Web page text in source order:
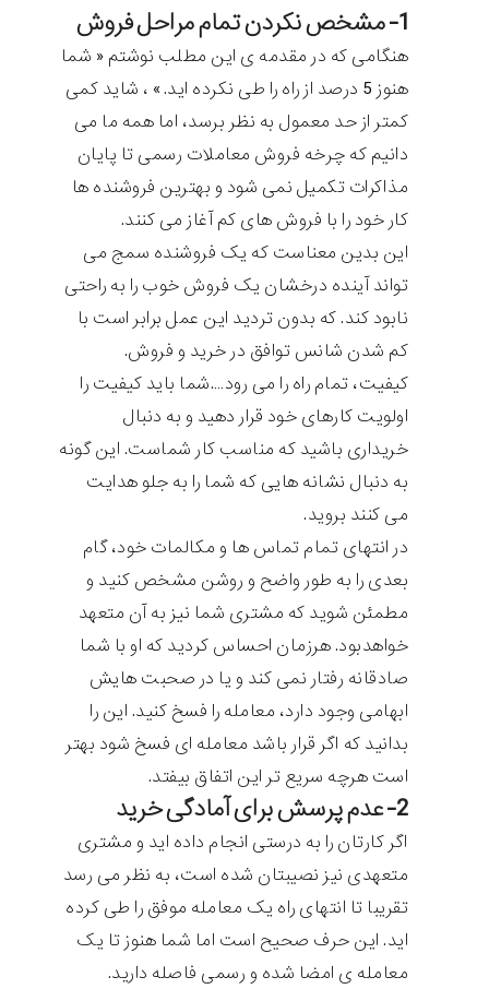
1- مشخص نکردن تمام مراحل فروش
هنگامی که در مقدمه ی این مطلب نوشتم « شما
هنوز 5 درصد از راه را طی نکرده اید.» ، شاید کمی
کمتر از حد معمول به نظر برسد، اما همه ما می
دانیم که چرخه فروش معاملات رسمی تا پایان
مذاکرات تکمیل نمی شود و بهترین فروشنده ها
کار خود را با فروش های کم آغاز می کنند.
این بدین معناست که یک فروشنده سمج می
تواند آینده درخشان یک فروش خوب را به راحتی
نابود کند. که بدون تردید این عمل برابر است با
کم شدن شانس توافق در خرید و فروش.
کیفیت، تمام راه را می رود….شما باید کیفیت را
اولویت کارهای خود قرار دهید و به دنبال
خریداری باشید که مناسب کار شماست. این گونه
به دنبال نشانه هایی که شما را به جلو هدایت
می کنند بروید.
در انتهای تمام تماس ها و مکالمات خود، گام
بعدی را به طور واضح و روشن مشخص کنید و
مطمئن شوید که مشتری شما نیز به آن متعهد
خواهدبود. هرزمان احساس کردید که او با شما
صادقانه رفتار نمی کند و یا در صحبت هایش
ابهامی وجود دارد، معامله را فسخ کنید. این را
بدانید که اگر قرار باشد معامله ای فسخ شود بهتر
است هرچه سریع تر این اتفاق بیفتد.
2- عدم پرسش برای آمادگی خرید
اگر کارتان را به درستی انجام داده اید و مشتری
متعهدی نیز نصیبتان شده است، به نظر می رسد
تقریبا تا انتهای راه یک معامله موفق را طی کرده
اید. این حرف صحیح است اما شما هنوز تا یک
معامله ی امضا شده و رسمی فاصله دارید.